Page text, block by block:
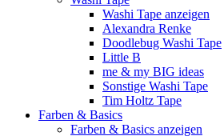
Washi Tape anzeigen
Alexandra Renke
Doodlebug Washi Tape
Little B
me & my BIG ideas
Sonstige Washi Tape
Tim Holtz Tape
Farben & Basics
Farben & Basics anzeigen